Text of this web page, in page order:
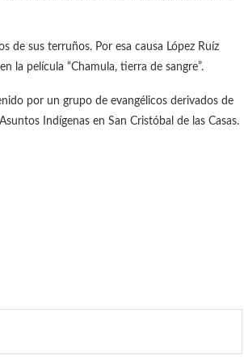
de sus terruños. Por esa causa López Ruíz
la película “Chamula, tierra de sangre”.
por un grupo de evangélicos derivados de
Indígenas en San Cristóbal de las Casas.